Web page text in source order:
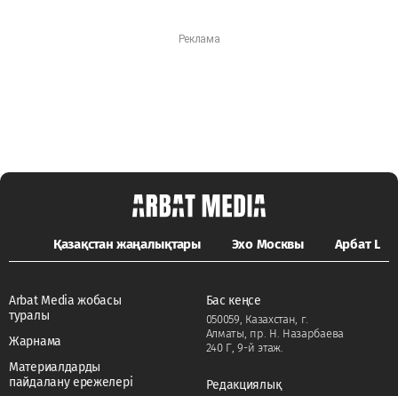
Қазақстан жаңалықтары Эхо Москвы Арбат LIFE
Arbat Media жобасы
туралы
Жарнама
Материалдарды
пайдалану ережелері
Бас кеңсе
050059, Казахстан, г.
Алматы, пр. Н. Назарбаева
240 Г, 9-й этаж.
Редакциялық